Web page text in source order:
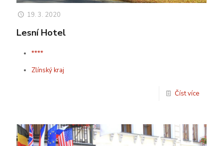
19. 3. 2020
Lesní Hotel
****
Zlínský kraj
Číst více